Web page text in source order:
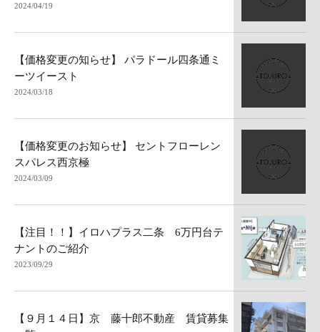
2024/04/19
【価格変更の知らせ】 パラドール四条通ミ
ーツイースト
2024/03/18
【価格変更のお知らせ】 セントフローレン
スパレス西京極
2024/03/09
【注目！！】イロハプラス二条 6万円台テ
ナントのご紹介
2023/09/29
【９月１４日】京 藤十郎不動産 賃貸募集